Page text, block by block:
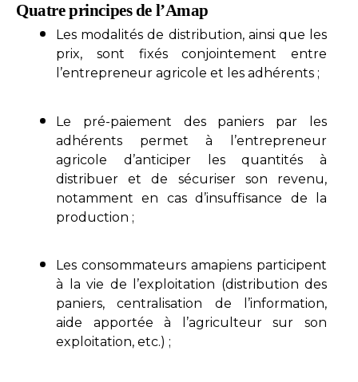
Quatre principes de l’Amap
Les modalités de distribution, ainsi que les
prix, sont fixés conjointement entre
l’entrepreneur agricole et les adhérents ;
Le pré-paiement des paniers par les
adhérents permet à l’entrepreneur
agricole d’anticiper les quantités à
distribuer et de sécuriser son revenu,
notamment en cas d’insuffisance de la
production ;
Les consommateurs amapiens participent
à la vie de l’exploitation (distribution des
paniers, centralisation de l’information,
aide apportée à l’agriculteur sur son
exploitation, etc.) ;